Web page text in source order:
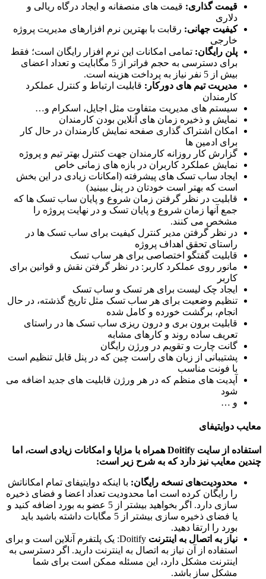
قیمت گذاری:قیمت های منصفانه و ایجاد درگاه ریالی و
دلاری
کیفیت جهانی:رقابت با بهترین نرم افزارهای مدیریت پروژه
خارجی
پلن رایگان :تمامی امکانات این نرم افزار رایگان است؛ فقط
برای دسترسی به حجم فراتر از 5 مگابایت و تعداد اعضای
بیش از 5 نفر نیاز به پرداخت هزینه است.
مدیریت تیم های دورکار:قابلیت ارتباط و کنترل عملکرد
کارمندان
سیستم های مدیریت متفاوت مثل اجایل، اسکرام و…
نمایش و ذخیره زمان های آنلاین بودن کارمندان
امکان اشتراک گذاری صفحه نمایش کارمندان در حال کار
برای ادمین ها
گزارش کار روزانه کارمندان جهت کنترل بهتر تیم و پروژه
نمایش عملکرد کاربران در بازه های زمانی خاص
ایجاد ساب تسک های پیشرفته (امکانات زیادی در این بخش
است که بهتر است خودتان در پنل ببینید)
قابلیت در نظر گرفتن زمان شروع و پایان ساب تسک ها که
جمع آنها زمان شروع و پایان تسک و در نهایت پروژه را
مشخص می کنند.
در نظر گرفتن مدیر کنترل کیفیت برای ساب تسک ها در
راستای تحقق اهداف پروژه
قابلیت گفتگو اختصاصی برای هر ساب تسک
مانور روی عملکرد کاربر: در نظر گرفتن نقش و قوانین برای
کاربر
ایجاد چک لیست برای هر تسک و ساب تسک
تنظیم وضعیت برای هر ساب تسک مثل تاریخ گذشته، در حال
انجام، برگشت خورده و کامل شده
قابلیت برون بری و درون ریزی ساب تسک ها در راستای
تعریف ساده روند و کارهای مشابه
گانت چارت و تقویم در ورژن رایگان
پشتیبانی از زبان های راست چین که در پنل قابل تنظیم است
با فونت مناسب
آپدیت های منظم که در هر ورژن قابلیت های جدید اضافه می
و …
دوایتیفای
استفاده از سایت Doitify همراه با مزایا و امکانات زیادی است، اما
معایب نیز دارد که به شرح زیر است:
محدودیت‌های نسخه رایگان :با اینکه دوایتیفای تمام امکاناتش
را رایگان کرده است اما محدودیت تعداد اعضا و فضای ذخیره
سازی دارد. اگر بخواهید بیشتر از 5 عضو به بورد اضافه کنید و
یا فضای ذخیره سازی بیشتر از 5 مگابات داشته باشید باید
بورد را ارتقا دهید.
نیاز به اتصال به اینترنت
Doitify: یک پلتفرم آنلاین است و برای
استفاده از آن نیاز به اتصال به اینترنت دارید. اگر دسترسی به
اینترنت مشکل دارد، این مسئله ممکن است برای شما
مشکل ساز باشد.